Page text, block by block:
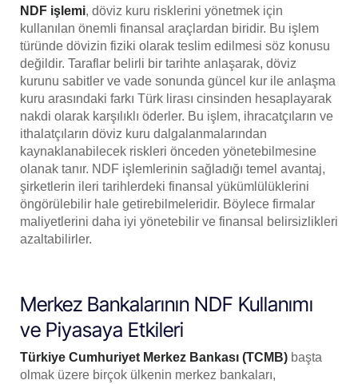
NDF işlemi, döviz kuru risklerini yönetmek için
kullanılan önemli finansal araçlardan biridir. Bu işlem
türünde dövizin fiziki olarak teslim edilmesi söz konusu
değildir. Taraflar belirli bir tarihte anlaşarak, döviz
kurunu sabitler ve vade sonunda güncel kur ile anlaşma
kuru arasındaki farkı Türk lirası cinsinden hesaplayarak
nakdi olarak karşılıklı öderler. Bu işlem, ihracatçıların ve
ithalatçıların döviz kuru dalgalanmalarından
kaynaklanabilecek riskleri önceden yönetebilmesine
olanak tanır. NDF işlemlerinin sağladığı temel avantaj,
şirketlerin ileri tarihlerdeki finansal yükümlülüklerini
öngörülebilir hale getirebilmeleridir. Böylece firmalar
maliyetlerini daha iyi yönetebilir ve finansal belirsizlikleri
azaltabilirler.
Merkez Bankalarının NDF Kullanımı
ve Piyasaya Etkileri
Türkiye Cumhuriyet Merkez Bankası (TCMB) başta
olmak üzere birçok ülkenin merkez bankaları,